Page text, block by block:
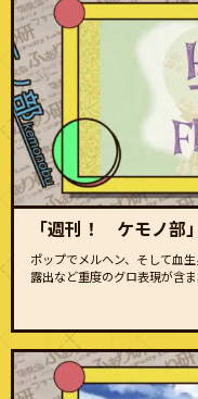
「週刊！ ケモノ部
ポップでメルヘン、そして血
露出など重度のグロ表現が含